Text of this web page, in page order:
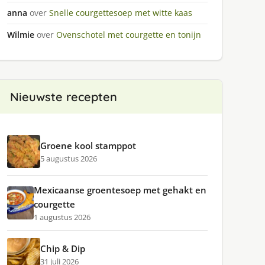
anna over Snelle courgettesoep met witte kaas
Wilmie over Ovenschotel met courgette en tonijn
Nieuwste recepten
Groene kool stamppot
5 augustus 2026
Mexicaanse groentesoep met gehakt en
courgette
1 augustus 2026
Chip & Dip
31 juli 2026